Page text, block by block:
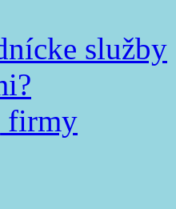
služby
firmy